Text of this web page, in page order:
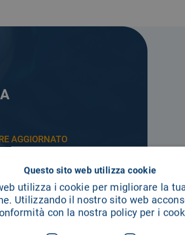
AGGIORNATO
Questo sito web utilizza cookie
utilizza i cookie per migliorare la
Utilizzando il nostro sito web
con la nostra policy per i